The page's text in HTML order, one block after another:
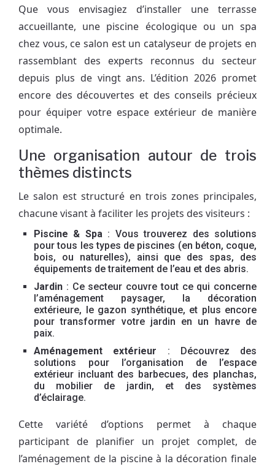
Que vous envisagiez d’installer une terrasse
accueillante, une piscine écologique ou un spa
chez vous, ce salon est un catalyseur de projets en
rassemblant des experts reconnus du secteur
depuis plus de vingt ans. L’édition 2026 promet
encore des découvertes et des conseils précieux
pour équiper votre espace extérieur de manière
optimale.
Une organisation autour de trois
thèmes distincts
Le salon est structuré en trois zones principales,
chacune visant à faciliter les projets des visiteurs :
Piscine & Spa: Vous trouverez des solutions
pour tous les types de piscines (en béton, coque,
bois, ou naturelles), ainsi que des spas, des
équipements de traitement de l’eau et des abris.
Jardin : Ce secteur couvre tout ce qui concerne
l’aménagement paysager, la décoration
extérieure, le gazon synthétique, et plus encore
pour transformer votre jardin en un havre de
paix.
Aménagement extérieur : Découvrez des
solutions pour l’organisation de l’espace
extérieur incluant des barbecues, des planchas,
du mobilier de jardin, et des systèmes
d’éclairage.
Cette variété d’options permet à chaque
participant de planifier un projet complet, de
l’aménagement de la piscine à la décoration finale